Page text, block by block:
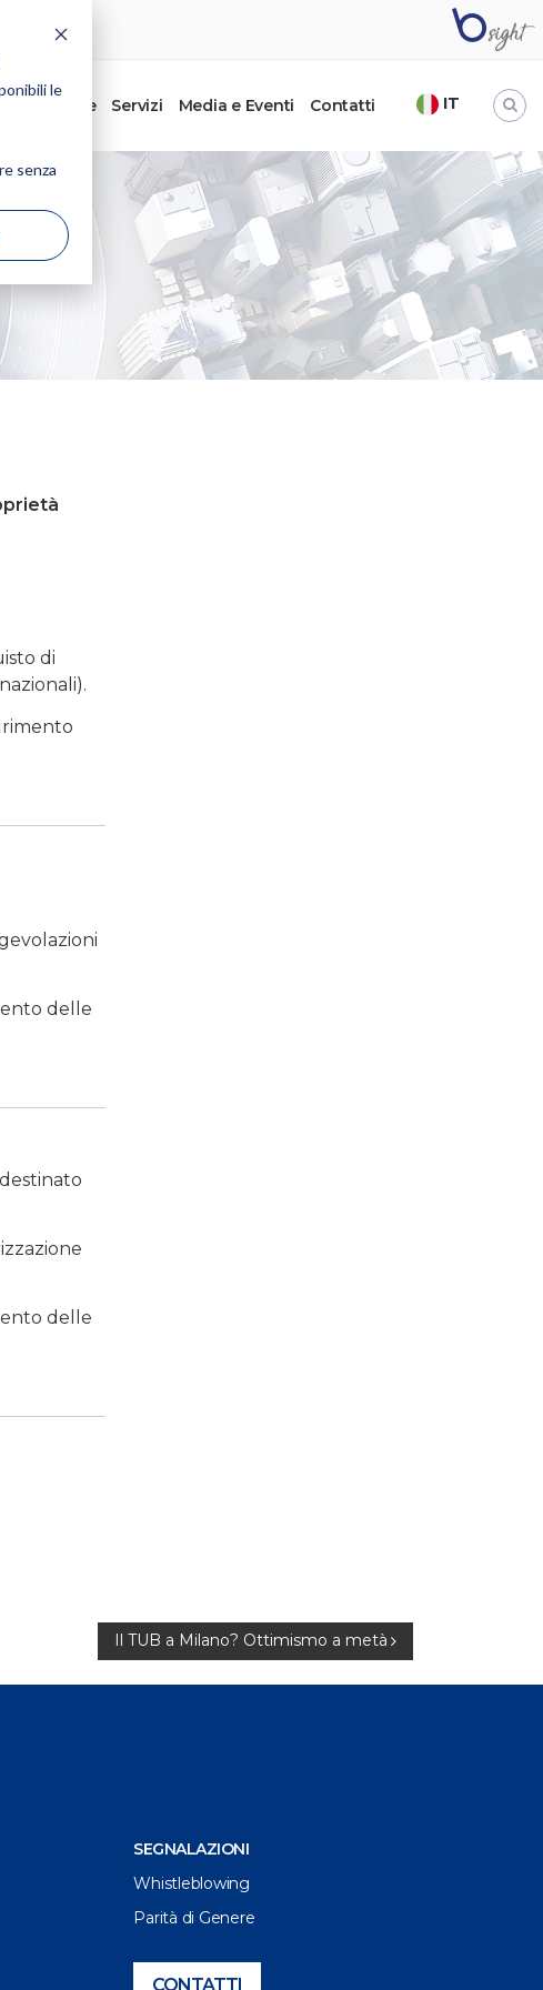
le
senza
d’autore Servizi Media e Eventi Contatti IT
di
delle
destinato
delle
Il TUB a Milano? Ottimismo a metà
SEGNALAZIONI
Whistleblowing
Parità di Genere
CONTATTI